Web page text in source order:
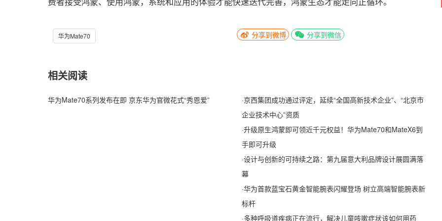
华为Mate70 分享到微博 分享到微信
相关阅读
华为Mate70系列发布在即 京东华为官微花式“秀恩爱” ·京西集团成功通过评定，延续“全国高新技术企业”、“北京市
企业技术中心”资质
·升级原生鸿蒙即可领近千元权益！华为Mate70和MateX6到
手即可升级
·设计与创新的可持续之路：第九届意大利品牌设计展圆满落
幕
·华为首款蓝宝石黄金智能腕表闪耀登场 树立高端智能腕表新
标杆
·多种呼吸道疾病正在流行，解决儿童咳嗽症状该如何用药